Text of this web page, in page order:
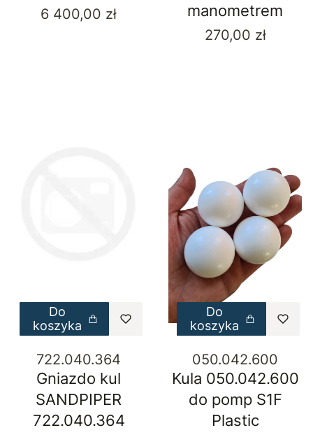
Cena
6 400,00 zł
manometrem
Cena
270,00 zł
Do
koszyka
722.040.364
Gniazdo kul
SANDPIPER
722.040.364
Do
koszyka
050.042.600
Kula 050.042.600
do pomp S1F
Plastic